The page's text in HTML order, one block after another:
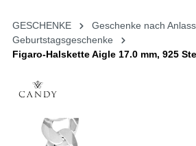
GESCHENKE
Geschenke nach Anlass
Geburtstagsgeschenke
Figaro-Halskette Aigle 17.0 mm, 925